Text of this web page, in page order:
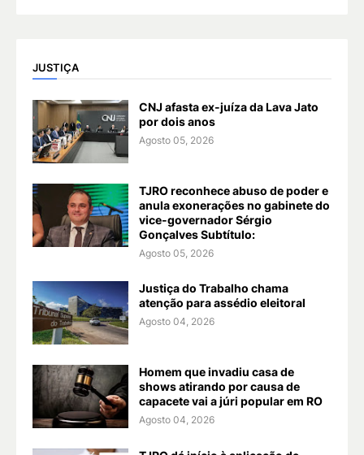
JUSTIÇA
CNJ afasta ex-juíza da Lava Jato
por dois anos
Agosto 05, 2026
TJRO reconhece abuso de poder e
anula exonerações no gabinete do
vice-governador Sérgio
Gonçalves Subtítulo:
Agosto 05, 2026
Justiça do Trabalho chama
atenção para assédio eleitoral
Agosto 04, 2026
Homem que invadiu casa de
shows atirando por causa de
capacete vai a júri popular em RO
Agosto 04, 2026